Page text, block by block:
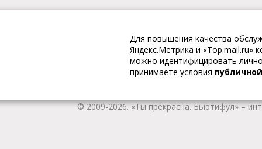
Интернет магазин «Ты прекрасна.
одежду и обувь, Вы гарантированно
качественную и стильную одежду
наличии всегда имеется широкий
© 2009-2026. «Ты прекрасна. Бьютифул» –
Для повышения качества
Яндекс.Метрика и «Top.mail.ru»
можно идентифицировать
принимаете условия